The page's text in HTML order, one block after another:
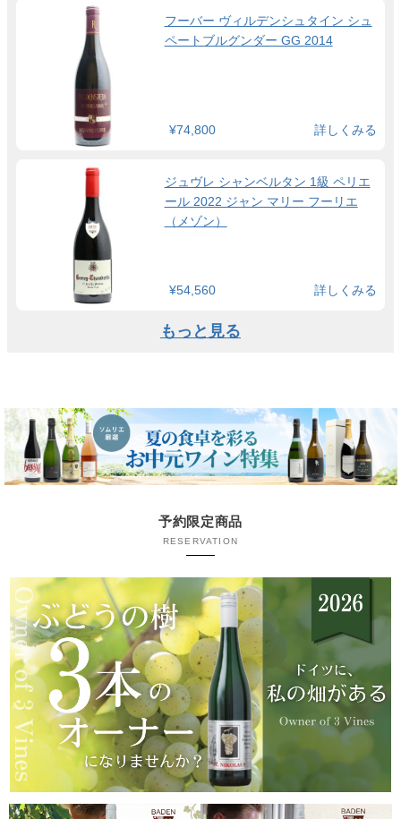
フーバー ヴィルデンシュタイン シュ
ペートブルグンダー GG 2014
¥74,800 詳しくみる
ジュヴレ シャンベルタン 1級 ペリエ
ール 2022 ジャン マリー フーリエ
（メゾン）
¥54,560 詳しくみる
もっと見る
予約限定商品
RESERVATION